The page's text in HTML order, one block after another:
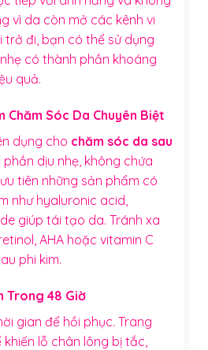
vì da còn mở các kênh vi
trở đi, bạn có thể sử dụng
có thành phần khoáng
quả.
Chăm Sóc Da Chuyên Biệt
dụng cho chăm sóc da sau
dịu nhẹ, không chứa
tiên những sản phẩm có
như hyaluronic acid,
giúp tái tạo da. Tránh xa
AHA hoặc vitamin C
phi kim.
Trong 48 Giờ
gian để hồi phục. Trang
lỗ chân lông bị tắc,